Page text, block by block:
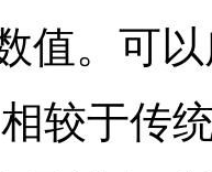
值。可
相较于传